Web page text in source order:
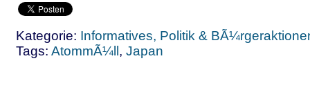
Kategorie: Informatives, Politik &
Tags: AtommÃ¼ll , Japan